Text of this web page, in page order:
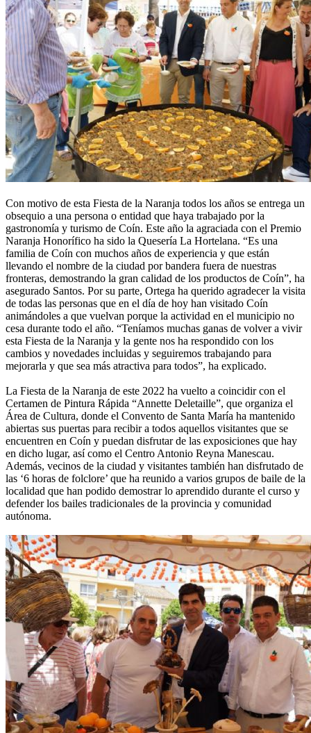
Con motivo de esta Fiesta de la Naranja todos los años se entrega un
obsequio a una persona o entidad que haya trabajado por la
gastronomía y turismo de Coín. Este año la agraciada con el Premio
Naranja Honorífico ha sido la Quesería La Hortelana. “Es una
familia de Coín con muchos años de experiencia y que están
llevando el nombre de la ciudad por bandera fuera de nuestras
fronteras, demostrando la gran calidad de los productos de Coín”, ha
asegurado Santos. Por su parte, Ortega ha querido agradecer la visita
de todas las personas que en el día de hoy han visitado Coín
animándoles a que vuelvan porque la actividad en el municipio no
cesa durante todo el año. “Teníamos muchas ganas de volver a vivir
esta Fiesta de la Naranja y la gente nos ha respondido con los
cambios y novedades incluidas y seguiremos trabajando para
mejorarla y que sea más atractiva para todos”, ha explicado.
La Fiesta de la Naranja de este 2022 ha vuelto a coincidir con el
Certamen de Pintura Rápida “Annette Deletaille”, que organiza el
Área de Cultura, donde el Convento de Santa María ha mantenido
abiertas sus puertas para recibir a todos aquellos visitantes que se
encuentren en Coín y puedan disfrutar de las exposiciones que hay
en dicho lugar, así como el Centro Antonio Reyna Manescau.
Además, vecinos de la ciudad y visitantes también han disfrutado de
las ‘6 horas de folclore’ que ha reunido a varios grupos de baile de la
localidad que han podido demostrar lo aprendido durante el curso y
defender los bailes tradicionales de la provincia y comunidad
autónoma.